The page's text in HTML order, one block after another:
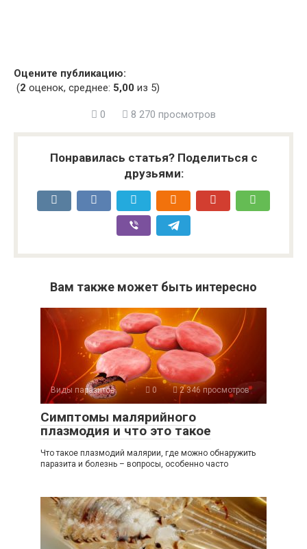
Оцените публикацию:
(2 оценок, среднее: 5,00 из 5)
0 8 270 просмотров
Понравилась статья? Поделиться с
друзьями:
Вам также может быть интересно
Виды паразитов 0 2 346 просмотров
Симптомы малярийного
плазмодия и что это такое
Что такое плазмодий малярии, где можно обнаружить
паразита и болезнь – вопросы, особенно часто